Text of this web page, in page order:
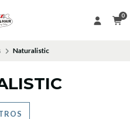
0
Naturalistic